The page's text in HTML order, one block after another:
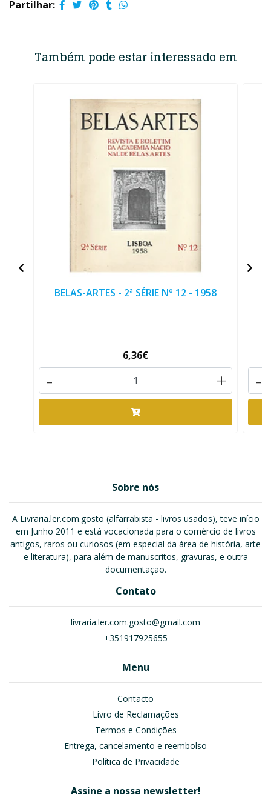
Partilhar:
Também pode estar interessado em
BELAS-ARTES - 2ª SÉRIE Nº 12 - 1958
6,36€
+
- -
Sobre nós
A Livraria.ler.com.gosto (alfarrabista - livros usados), teve início
em Junho 2011 e está vocacionada para o comércio de livros
antigos, raros ou curiosos (em especial da área de história, arte
e literatura), para além de manuscritos, gravuras, e outra
documentação.
Contato
livraria.ler.com.gosto@gmail.com
+351917925655
Menu
Contacto
Livro de Reclamações
Termos e Condições
Entrega, cancelamento e reembolso
Política de Privacidade
Assine a nossa newsletter!